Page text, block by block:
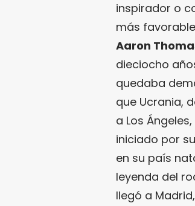
inspirador o
más
Aaron
dieciocho
quedaba
que Ucrania,
a Los
iniciado por
en su país
leyenda del
llegó a